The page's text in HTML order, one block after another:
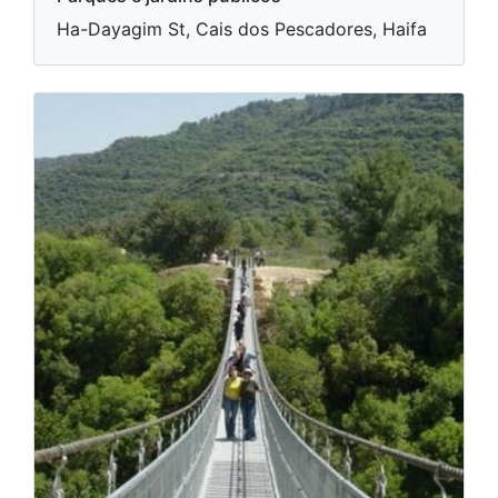
Ha-Dayagim St, Cais dos Pescadores, Haifa